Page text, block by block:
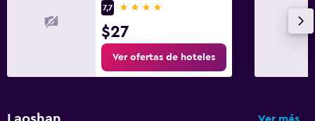
7,7
4 estrellas
$27
Ver ofertas de hoteles
Ver más